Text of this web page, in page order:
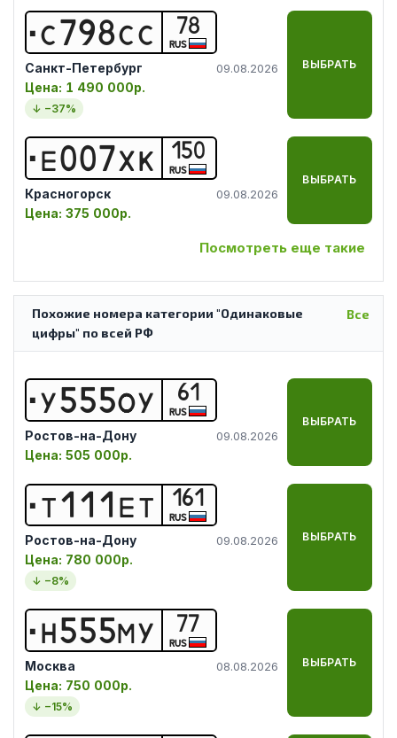
С798СС 78
RUS
Санкт-Петербург 09.08.2026
Цена: 1 490 000р.
↓ −37%
ВЫБРАТЬ
Е007ХК 150
RUS
Красногорск 09.08.2026
Цена: 375 000р.
ВЫБРАТЬ
Посмотреть еще такие
Все
Похожие номера категории "Одинаковые
цифры" по всей РФ
У555ОУ 61
RUS
Ростов-на-Дону 09.08.2026
Цена: 505 000р.
ВЫБРАТЬ
Т1 1 1 ЕТ 161
RUS
Ростов-на-Дону 09.08.2026
Цена: 780 000р.
↓ −8%
ВЫБРАТЬ
Н555МУ 77
RUS
Москва 08.08.2026
Цена: 750 000р.
↓ −15%
ВЫБРАТЬ